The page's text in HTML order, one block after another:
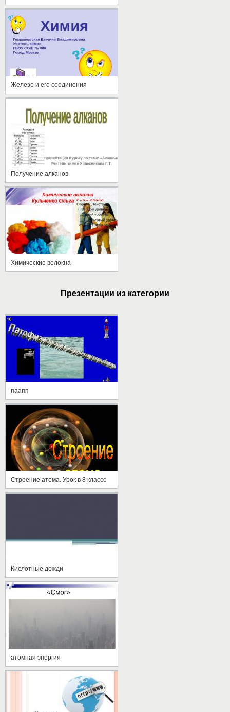
Железо и его соединения
Получение алканов
Химические волокна
Презентации из категории
паапп
Строение атома. Урок в 8 классе
Кислотные дожди
атомная энергия